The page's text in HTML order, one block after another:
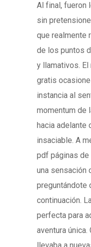
Al final, fueron
sin
que realmente
de los puntos
y llamativos. El
gratis
instancia al
momentum de
hacia adelante
insaciable. A
pdf páginas de
una sensación
preguntándote
continuación.
perfecta para
aventura única.